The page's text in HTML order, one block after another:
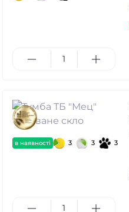
в наявності 3 3 3